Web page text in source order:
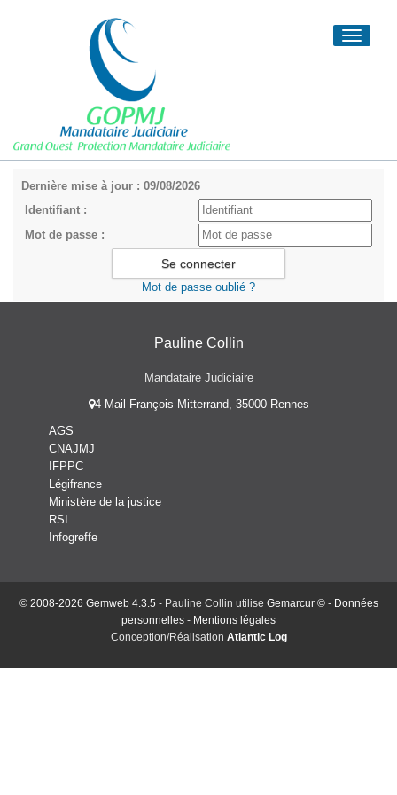
Toggle
Dernière mise à jour : 09/08/2026
Identifiant :
Mot de passe :
Mot de passe oublié ?
Pauline Collin
Mandataire Judiciaire
4 Mail François Mitterrand, 35000 Rennes
AGS
CNAJMJ
IFPPC
Légifrance
Ministère de la justice
RSI
Infogreffe
© 2008-2026 Gemweb 4.3.5 - Pauline Collin utilise Gemarcur ©- Données
personnelles - Mentions légales
Conception/Réalisation Atlantic Log